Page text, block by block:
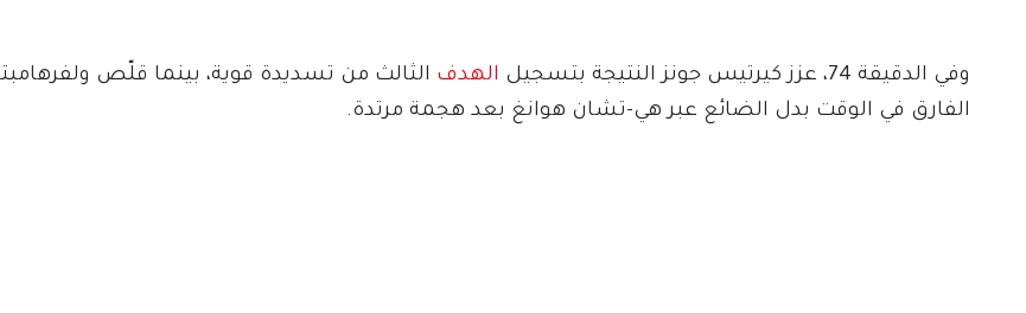
وفي الدقيقة 74، عزز كيرتيس جونز النتيجة بتسجيل الهدف الثالث من تسديدة قوية، بينما قلّص
الفارق في الوقت بدل الضائع عبر هي-تشان هوانغ بعد هجمة مرتدة.